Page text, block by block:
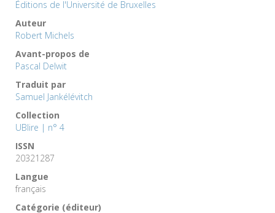
Éditions de l'Université de Bruxelles
Auteur
Robert Michels
Avant-propos de
Pascal Delwit
Traduit par
Samuel Jankélévitch
Collection
UBlire | n° 4
ISSN
20321287
Langue
français
Catégorie (éditeur)